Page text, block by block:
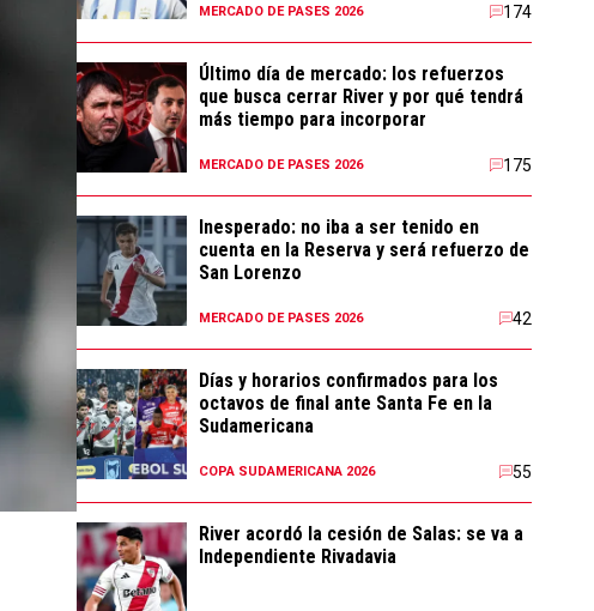
MERCADO DE PASES 2026 174
Último día de mercado: los refuerzos
que busca cerrar River y por qué tendrá
más tiempo para incorporar
MERCADO DE PASES 2026 175
Inesperado: no iba a ser tenido en
cuenta en la Reserva y será refuerzo de
San Lorenzo
MERCADO DE PASES 2026 42
Días y horarios confirmados para los
octavos de final ante Santa Fe en la
Sudamericana
COPA SUDAMERICANA 2026 55
River acordó la cesión de Salas: se va a
Independiente Rivadavia